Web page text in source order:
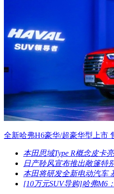
全新哈弗H6豪华/超豪华型上市
本田思域Type R概念皮卡
日产聆风宣布推出敞篷特
本田将研发全新电动汽车
[10万元SUV导购]哈弗M6